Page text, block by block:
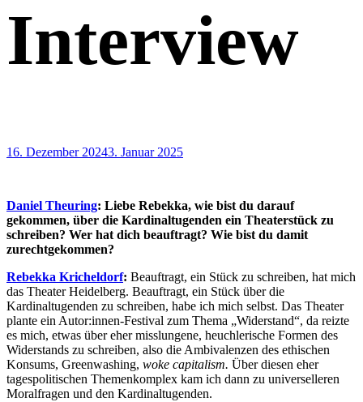
Interview
16. Dezember 20243. Januar 2025
Daniel Theuring: Liebe Rebekka, wie bist du darauf
gekommen, über die Kardinaltugenden ein Theaterstück zu
schreiben? Wer hat dich beauftragt? Wie bist du damit
zurechtgekommen?
Rebekka Kricheldorf: Beauftragt, ein Stück zu schreiben, hat mich
das Theater Heidelberg. Beauftragt, ein Stück über die
Kardinaltugenden zu schreiben, habe ich mich selbst. Das Theater
plante ein Autor:innen-Festival zum Thema „Widerstand“, da reizte
es mich, etwas über eher misslungene, heuchlerische Formen des
Widerstands zu schreiben, also die Ambivalenzen des ethischen
Konsums, Greenwashing, woke capitalism. Über diesen eher
tagespolitischen Themenkomplex kam ich dann zu universelleren
Moralfragen und den Kardinaltugenden.